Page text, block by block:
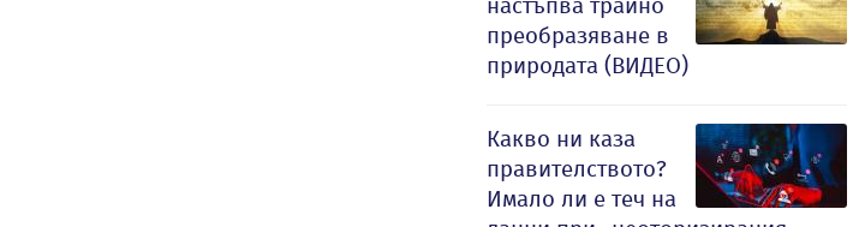
преобразяване в
природата (ВИДЕО)
Какво ни каза
правителството?
Имало ли е теч на